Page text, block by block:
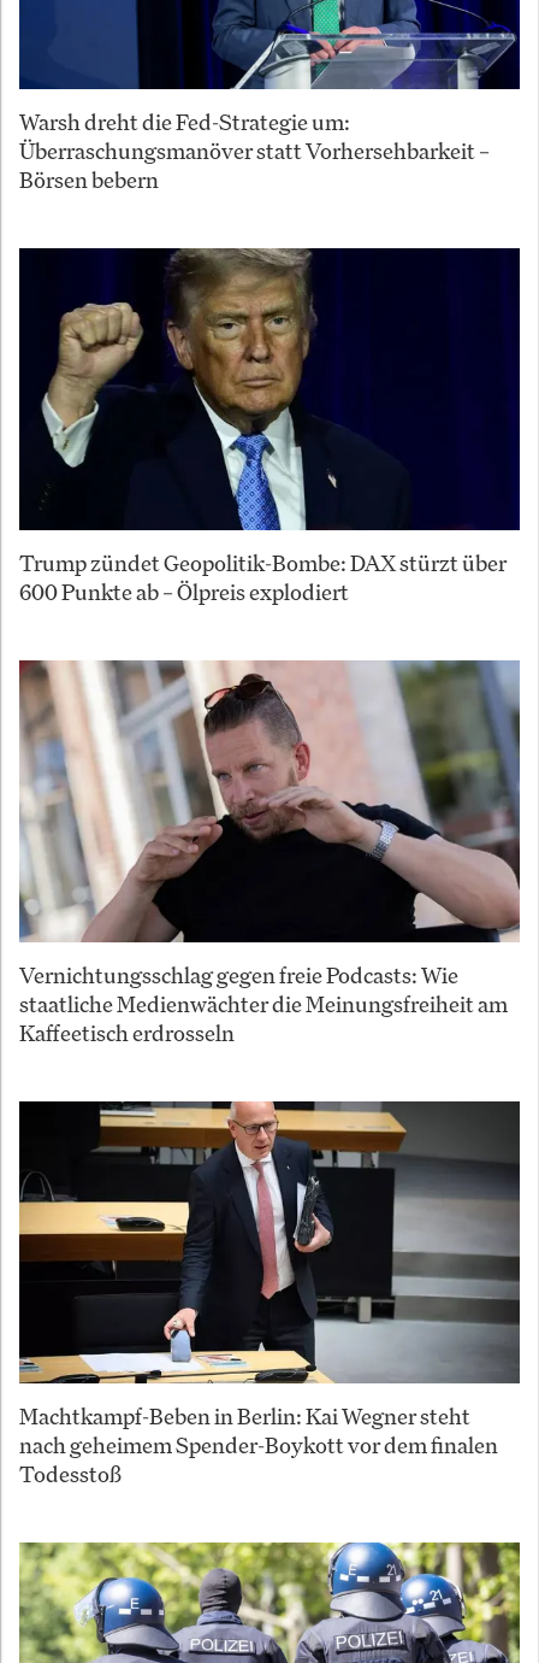
Warsh dreht die Fed-Strategie um:
Überraschungsmanöver statt Vorhersehbarkeit –
Börsen bebern
Trump zündet Geopolitik-Bombe: DAX stürzt über
600 Punkte ab – Ölpreis explodiert
Vernichtungsschlag gegen freie Podcasts: Wie
staatliche Medienwächter die Meinungsfreiheit am
Kaffeetisch erdrosseln
Machtkampf-Beben in Berlin: Kai Wegner steht
nach geheimem Spender-Boykott vor dem finalen
Todesstoß